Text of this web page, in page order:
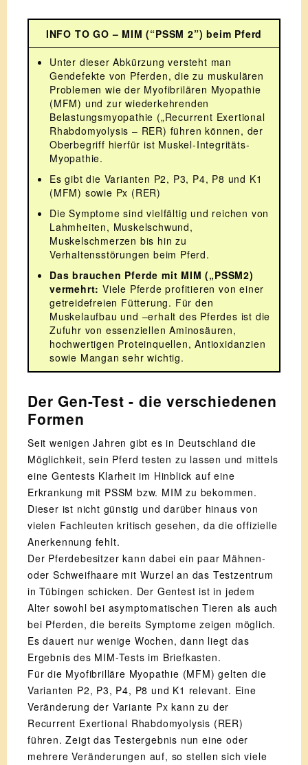
INFO TO GO – MIM (“PSSM 2”) beim Pferd
Unter dieser Abkürzung versteht man
Gendefekte von Pferden, die zu muskulären
Problemen wie der Myofibrilären Myopathie
(MFM) und zur wiederkehrenden
Belastungsmyopathie („Recurrent Exertional
Rhabdomyolysis – RER) führen können, der
Oberbegriff hierfür ist Muskel-Integritäts-
Myopathie.
Es gibt die Varianten P2, P3, P4, P8 und K1
(MFM) sowie Px (RER)
Die Symptome sind vielfältig und reichen von
Lahmheiten, Muskelschwund,
Muskelschmerzen bis hin zu
Verhaltensstörungen beim Pferd.
Das brauchen Pferde mit MIM („PSSM2)
vermehrt: Viele Pferde profitieren von einer
getreidefreien Fütterung. Für den
Muskelaufbau und –erhalt des Pferdes ist die
Zufuhr von essenziellen Aminosäuren,
hochwertigen Proteinquellen, Antioxidanzien
sowie Mangan sehr wichtig.
Der Gen-Test - die verschiedenen
Formen
Seit wenigen Jahren gibt es in Deutschland die
Möglichkeit, sein Pferd testen zu lassen und mittels
eine Gentests Klarheit im Hinblick auf eine
Erkrankung mit PSSM bzw. MIM zu bekommen.
Dieser ist nicht günstig und darüber hinaus von
vielen Fachleuten kritisch gesehen, da die offizielle
Anerkennung fehlt.
Der Pferdebesitzer kann dabei ein paar Mähnen-
oder Schweifhaare mit Wurzel an das Testzentrum
in Tübingen schicken. Der Gentest ist in jedem
Alter sowohl bei asymptomatischen Tieren als auch
bei Pferden, die bereits Symptome zeigen möglich.
Es dauert nur wenige Wochen, dann liegt das
Ergebnis des MIM-Tests im Briefkasten.
Für die Myofibrilläre Myopathie (MFM) gelten die
Varianten P2, P3, P4, P8 und K1 relevant. Eine
Veränderung der Variante Px kann zu der
Recurrent Exertional Rhabdomyolysis (RER)
führen. Zeigt das Testergebnis nun eine oder
mehrere Veränderungen auf, so stellen sich viele